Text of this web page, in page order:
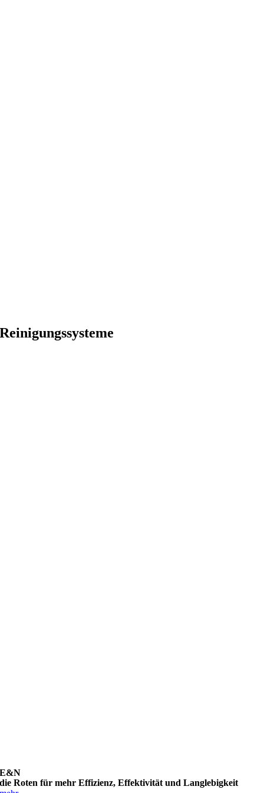
Reinigungssysteme
E&N
die Roten für mehr Effizienz, Effektivität und Langlebigkeit